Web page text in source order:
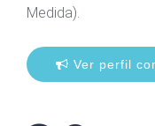
Medida).
Ver perfil